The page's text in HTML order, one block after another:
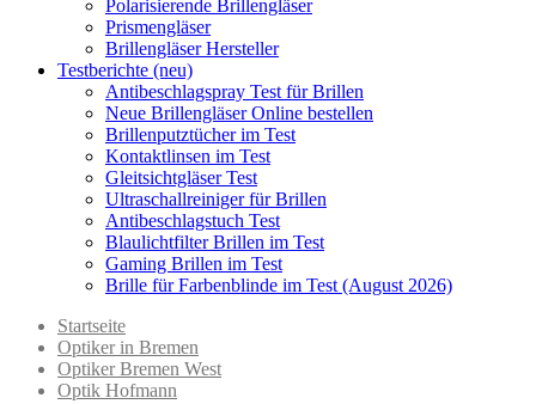
Polarisierende Brillengläser
Prismengläser
Brillengläser Hersteller
Testberichte (neu)
Antibeschlagspray Test für Brillen
Neue Brillengläser Online bestellen
Brillenputztücher im Test
Kontaktlinsen im Test
Gleitsichtgläser Test
Ultraschallreiniger für Brillen
Antibeschlagstuch Test
Blaulichtfilter Brillen im Test
Gaming Brillen im Test
Brille für Farbenblinde im Test (August 2026)
Startseite
Optiker in Bremen
Optiker Bremen West
Optik Hofmann